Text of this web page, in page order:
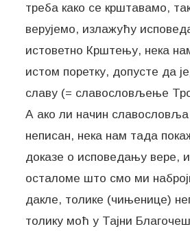
треба како се крштавамо,
верујемо, излажућу
истоветно Крштењу, нека
истом поретку, допусте да
славу (= славословљење
А ако ли начин славословља
неписан, нека нам тада
доказе о исповедању вере,
осталоме што смо ми
дакле, толике (чињенице)
толику моћ у Тајни